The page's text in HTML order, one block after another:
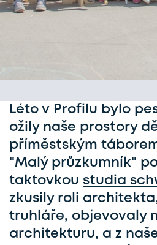
Léto v Profilu bylo
ožily naše prostory
příměstským
"Malý průzkumník"
taktovkou studia
zkusily roli
truhláře, objevovaly
architekturu, a z